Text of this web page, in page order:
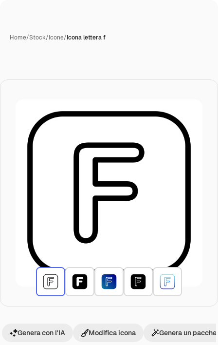
Home/Stock/Icone/Icona lettera f
Genera con l'IA Modifica icona Genera un